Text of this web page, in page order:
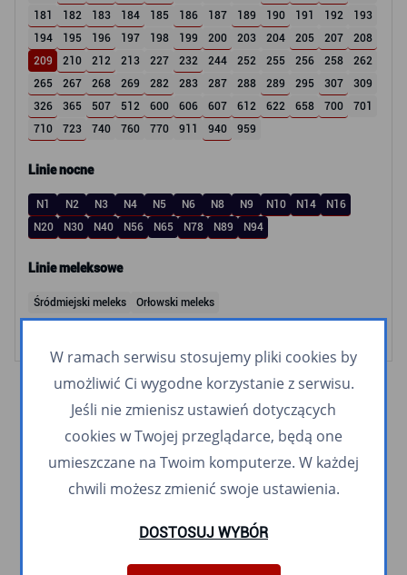
181
182 183 184 185 186 187 189 190 191 192
193
194
195 196 197 198 199 200 203 204 205 207
208
209
210 212 213 227 232 244 252 255 256 258
262
265
267 268 269 282 283 287 288 289 295 307
309
326
365 507 512 600 606 607 612 622 658 700
701
710
723 740 760 770 911 940 959
Linie nocne
N1 N2 N3 N4 N5 N6 N8 N9 N10 N14
N16
N20
N30 N40 N56 N65 N78 N89 N94
Linie meleksowe
Śródmiejski meleks Orłowski meleks
W ramach serwisu stosujemy pliki cookies by
umożliwić Ci wygodne korzystanie z serwisu.
Jeśli nie zmienisz ustawień dotyczących
cookies w Twojej przeglądarce, będą one
umieszczane na Twoim komputerze. W każdej
chwili możesz zmienić swoje ustawienia.
DOSTOSUJ WYBÓR